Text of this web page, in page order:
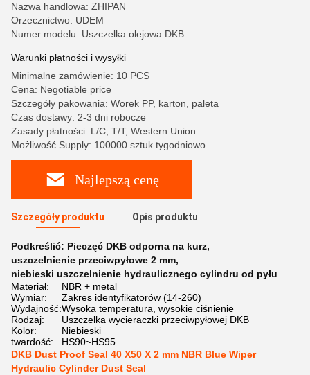
Nazwa handlowa: ZHIPAN
Orzecznictwo: UDEM
Numer modelu: Uszczelka olejowa DKB
Warunki płatności i wysyłki
Minimalne zamówienie: 10 PCS
Cena: Negotiable price
Szczegóły pakowania: Worek PP, karton, paleta
Czas dostawy: 2-3 dni robocze
Zasady płatności: L/C, T/T, Western Union
Możliwość Supply: 100000 sztuk tygodniowo
Najlepszą cenę
Szczegóły produktu Opis produktu
Podkreślić: Pieczęć DKB odporna na kurz,
uszczelnienie przeciwpyłowe 2 mm,
niebieski uszczelnienie hydraulicznego cylindru od pyłu
Materiał:
NBR + metal
Wymiar:
Zakres identyfikatorów (14-260)
Wydajność:Wysoka temperatura, wysokie ciśnienie
Rodzaj:
Uszczelka wycieraczki przeciwpyłowej DKB
Kolor:
Niebieski
twardość:
HS90~HS95
DKB Dust Proof Seal 40 X50 X 2 mm NBR Blue Wiper
Hydraulic Cylinder Dust Seal